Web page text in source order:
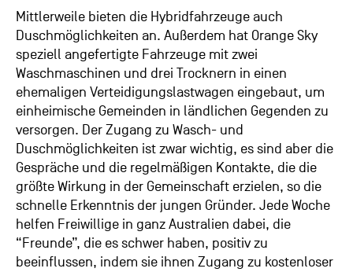
Mittlerweile bieten die Hybridfahrzeuge auch
Duschmöglichkeiten an. Außerdem hat Orange Sky
speziell angefertigte Fahrzeuge mit zwei
Waschmaschinen und drei Trocknern in einen
ehemaligen Verteidigungslastwagen eingebaut, um
einheimische Gemeinden in ländlichen Gegenden zu
versorgen. Der Zugang zu Wasch- und
Duschmöglichkeiten ist zwar wichtig, es sind aber die
Gespräche und die regelmäßigen Kontakte, die die
größte Wirkung in der Gemeinschaft erzielen, so die
schnelle Erkenntnis der jungen Gründer. Jede Woche
helfen Freiwillige in ganz Australien dabei, die
“Freunde”, die es schwer haben, positiv zu
beeinflussen, indem sie ihnen Zugang zu kostenloser